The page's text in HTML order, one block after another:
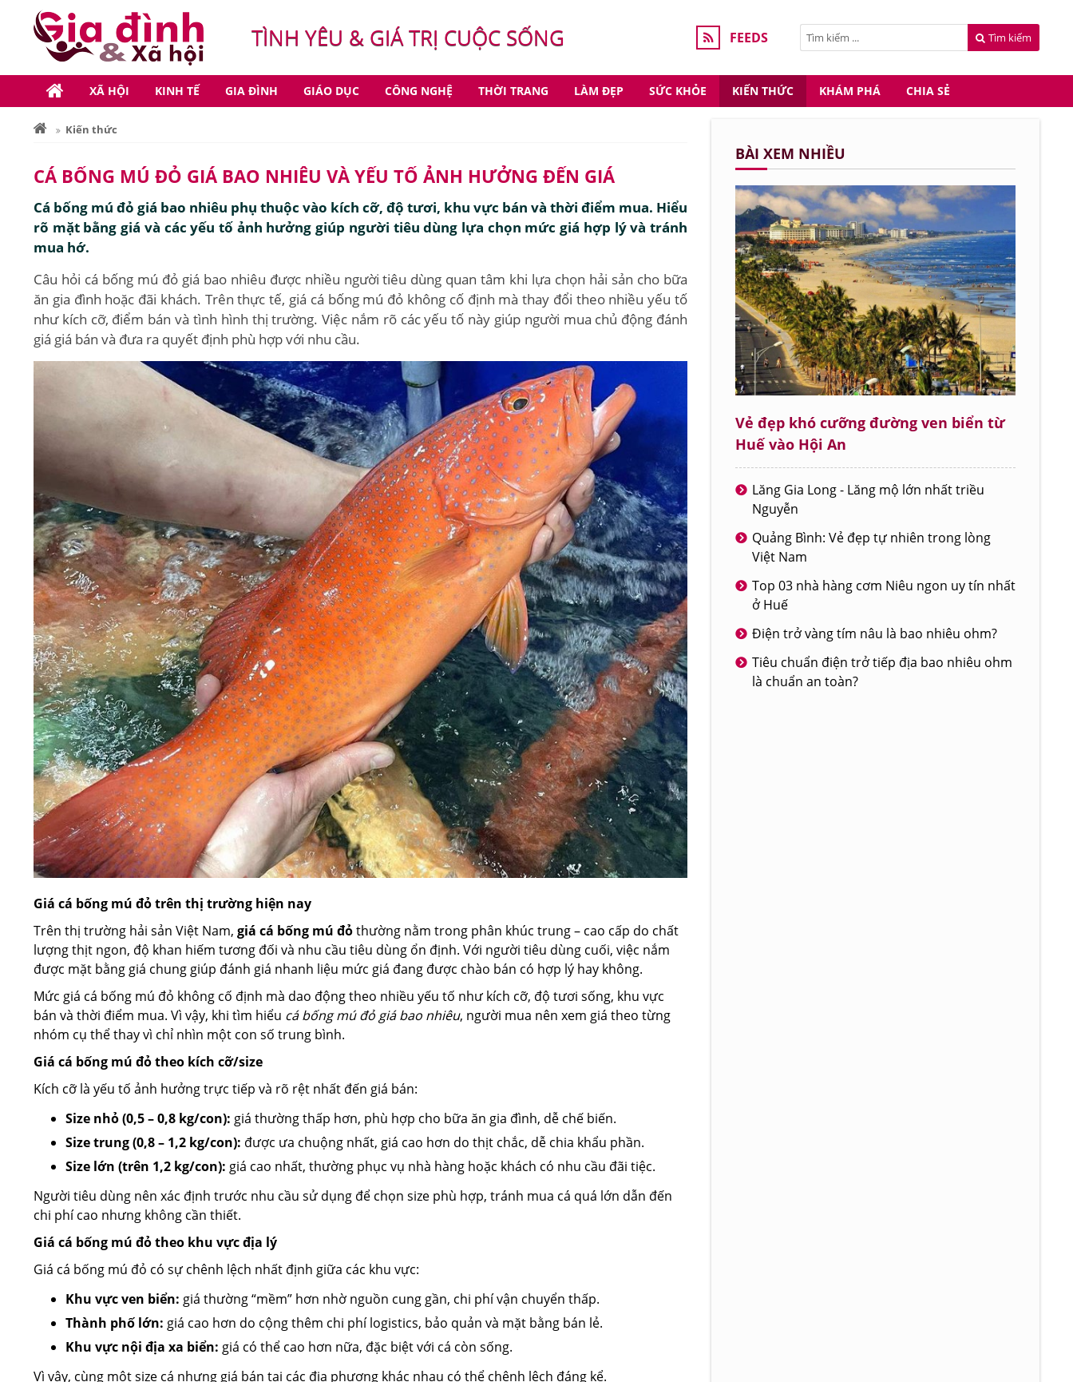
TÌNH YÊU & GIÁ TRỊ CUỘC SỐNG FEEDS Tìm kiếm
XÃ HỘI KINH TẾ GIA ĐÌNH GIÁO DỤC CÔNG NGHỆ THỜI TRANG LÀM ĐẸP SỨC KHỎE KIẾN THỨC KHÁM PHÁ CHIA SẺ
Kiến thức
CÁ BỐNG MÚ ĐỎ GIÁ BAO NHIÊU VÀ YẾU TỐ ẢNH HƯỞNG ĐẾN GIÁ
Cá bống mú đỏ giá bao nhiêu phụ thuộc vào kích cỡ, độ tươi, khu vực bán và thời điểm mua. Hiểu
rõ mặt bằng giá và các yếu tố ảnh hưởng giúp người tiêu dùng lựa chọn mức giá hợp lý và tránh
mua hớ.
Câu hỏi cá bống mú đỏ giá bao nhiêu được nhiều người tiêu dùng quan tâm khi lựa chọn hải sản cho bữa
ăn gia đình hoặc đãi khách. Trên thực tế, giá cá bống mú đỏ không cố định mà thay đổi theo nhiều yếu tố
như kích cỡ, điểm bán và tình hình thị trường. Việc nắm rõ các yếu tố này giúp người mua chủ động đánh
giá giá bán và đưa ra quyết định phù hợp với nhu cầu.
Giá cá bống mú đỏ trên thị trường hiện nay
Trên thị trường hải sản Việt Nam, giá cá bống mú đỏthường nằm trong phân khúc trung – cao cấp do chất
lượng thịt ngon, độ khan hiếm tương đối và nhu cầu tiêu dùng ổn định. Với người tiêu dùng cuối, việc nắm
được mặt bằng giá chung giúp đánh giá nhanh liệu mức giá đang được chào bán có hợp lý hay không.
Mức giá cá bống mú đỏ không cố định mà dao động theo nhiều yếu tố như kích cỡ, độ tươi sống, khu vực
bán và thời điểm mua. Vì vậy, khi tìm hiểu cá bống mú đỏ giá bao nhiêu, người mua nên xem giá theo từng
nhóm cụ thể thay vì chỉ nhìn một con số trung bình.
Giá cá bống mú đỏ theo kích cỡ/size
Kích cỡ là yếu tố ảnh hưởng trực tiếp và rõ rệt nhất đến giá bán:
Size nhỏ (0,5 – 0,8 kg/con): giá thường thấp hơn, phù hợp cho bữa ăn gia đình, dễ chế biến.
Size trung (0,8 – 1,2 kg/con): được ưa chuộng nhất, giá cao hơn do thịt chắc, dễ chia khẩu phần.
Size lớn (trên 1,2 kg/con): giá cao nhất, thường phục vụ nhà hàng hoặc khách có nhu cầu đãi tiệc.
Người tiêu dùng nên xác định trước nhu cầu sử dụng để chọn size phù hợp, tránh mua cá quá lớn dẫn đến
chi phí cao nhưng không cần thiết.
Giá cá bống mú đỏ theo khu vực địa lý
Giá cá bống mú đỏ có sự chênh lệch nhất định giữa các khu vực:
Khu vực ven biển: giá thường “mềm” hơn nhờ nguồn cung gần, chi phí vận chuyển thấp.
Thành phố lớn: giá cao hơn do cộng thêm chi phí logistics, bảo quản và mặt bằng bán lẻ.
Khu vực nội địa xa biển: giá có thể cao hơn nữa, đặc biệt với cá còn sống.
Vì vậy, cùng một size cá nhưng giá bán tại các địa phương khác nhau có thể chênh lệch đáng kể.
BÀI XEM NHIỀU
Vẻ đẹp khó cưỡng đường ven biển từ
Huế vào Hội An
Lăng Gia Long - Lăng mộ lớn nhất triều
Nguyễn
Quảng Bình: Vẻ đẹp tự nhiên trong lòng
Việt Nam
Top 03 nhà hàng cơm Niêu ngon uy tín nhất
ở Huế
Điện trở vàng tím nâu là bao nhiêu ohm?
Tiêu chuẩn điện trở tiếp địa bao nhiêu ohm
là chuẩn an toàn?